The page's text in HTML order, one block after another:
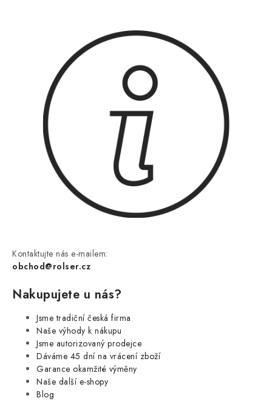
Kontaktujte nás e-mailem:
obchod@rolser.cz
Nakupujete u nás?
Jsme tradiční česká firma
Naše výhody k nákupu
Jsme autorizovaný prodejce
Dáváme 45 dní na vrácení zboží
Garance okamžité výměny
Naše další e-shopy
Blog